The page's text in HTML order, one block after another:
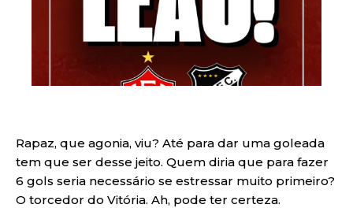
Rapaz, que agonia, viu? Até para dar uma goleada
tem que ser desse jeito. Quem diria que para fazer
6 gols seria necessário se estressar muito primeiro?
O torcedor do Vitória. Ah, pode ter certeza.